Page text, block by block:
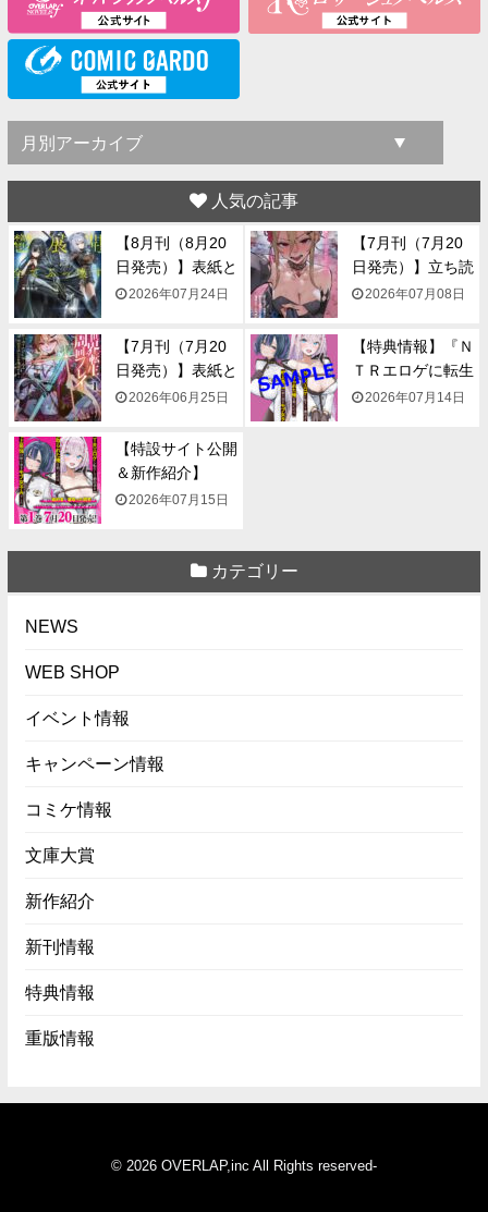
人気の記事
【8月刊（8月20
日発売）】表紙と
一...2026年07月24日
【7月刊（7月20
日発売）】立ち読
み...2026年07月08日
【7月刊（7月20
日発売）】表紙と
一...2026年06月25日
【特典情報】『Ｎ
ＴＲエロゲに転生
して...
2026年07月14日
【特設サイト公開
＆新作紹介】
『NTR...
2026年07月15日
カテゴリー
NEWS
WEB SHOP
イベント情報
キャンペーン情報
コミケ情報
文庫大賞
新作紹介
新刊情報
特典情報
重版情報
© 2026 OVERLAP,inc All Rights reserved-